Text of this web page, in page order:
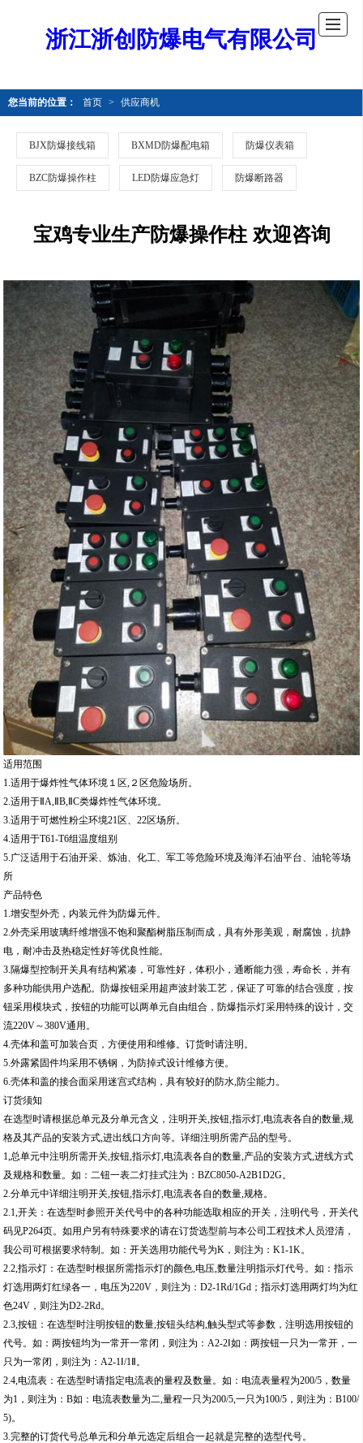
浙江浙创防爆电气有限公司
您当前的位置： 首页 > 供应商机
BJX防爆接线箱 BXMD防爆配电箱 防爆仪表箱
BZC防爆操作柱 LED防爆应急灯 防爆断路器
宝鸡专业生产防爆操作柱 欢迎咨询
适用范围
1.适用于爆炸性气体环境１区,２区危险场所。
2.适用于ⅡA,ⅡB,ⅡC类爆炸性气体环境。
3.适用于可燃性粉尘环境21区、22区场所。
4.适用于T61-T6组温度组别
5.广泛适用于石油开采、炼油、化工、军工等危险环境及海洋石油平台、油轮等场
所
产品特色
1.增安型外壳，内装元件为防爆元件。
2.外壳采用玻璃纤维增强不饱和聚酯树脂压制而成，具有外形美观，耐腐蚀，抗静
电，耐冲击及热稳定性好等优良性能。
3.隔爆型控制开关具有结构紧凑，可靠性好，体积小，通断能力强，寿命长，并有
多种功能供用户选配。防爆按钮采用超声波封装工艺，保证了可靠的结合强度，按
钮采用模块式，按钮的功能可以两单元自由组合，防爆指示灯采用特殊的设计，交
流220V～380V通用。
4.壳体和盖可加装合页，方便使用和维修。订货时请注明。
5.外露紧固件均采用不锈钢，为防掉式设计维修方便。
6.壳体和盖的接合面采用迷宫式结构，具有较好的防水,防尘能力。
订货须知
在选型时请根据总单元及分单元含义，注明开关,按钮,指示灯,电流表各自的数量,规
格及其产品的安装方式,进出线口方向等。详细注明所需产品的型号。
1,总单元中注明所需开关,按钮,指示灯,电流表各自的数量,产品的安装方式,进线方式
及规格和数量。如：二钮一表二灯挂式注为：BZC8050-A2B1D2G。
2.分单元中详细注明开关,按钮,指示灯,电流表各自的数量,规格。
2.1,开关：在选型时参照开关代号中的各种功能选取相应的开关，注明代号，开关代
码见P264页。如用户另有特殊要求的请在订货选型前与本公司工程技术人员澄清，
我公司可根据要求特制。如：开关选用功能代号为K，则注为：K1-1K。
2.2,指示灯：在选型时根据所需指示灯的颜色,电压,数量注明指示灯代号。如：指示
灯选用两灯红绿各一，电压为220V，则注为：D2-1Rd/1Gd；指示灯选用两灯均为红
色24V，则注为D2-2Rd。
2.3,按钮：在选型时注明按钮的数量,按钮头结构,触头型式等参数，注明选用按钮的
代号。如：两按钮均为一常开一常闭，则注为：A2-2Ⅰ如：两按钮一只为一常开，一
只为一常闭，则注为：A2-1Ⅰ/1Ⅱ。
2.4,电流表：在选型时请指定电流表的量程及数量。如：电流表量程为200/5，数量
为1，则注为：B如：电流表数量为二,量程一只为200/5,一只为100/5，则注为：B100/
5)。
3.完整的订货代号总单元和分单元选定后组合一起就是完整的选型代号。